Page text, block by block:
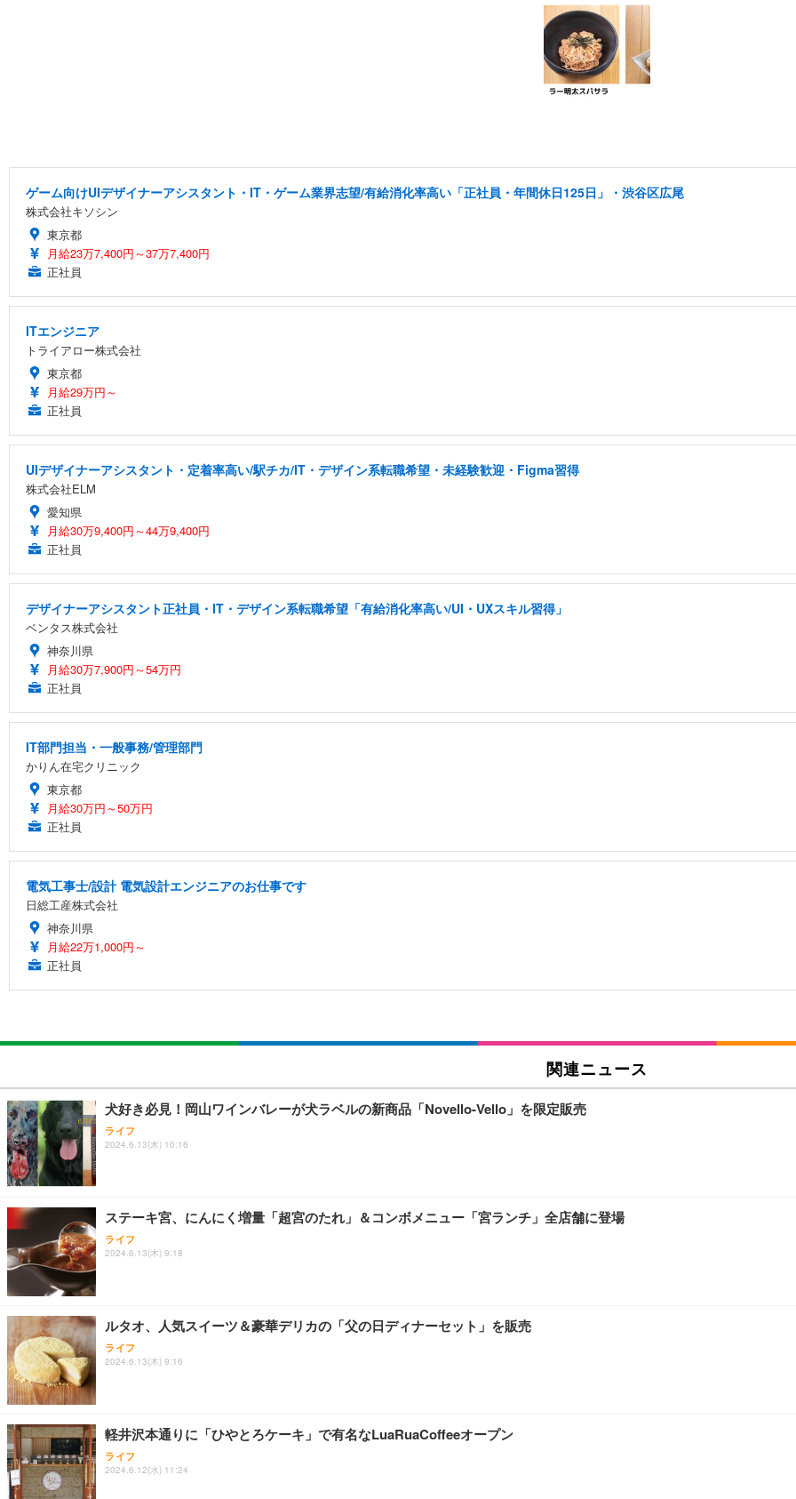
ゲーム向けUIデザイナーアシスタント・IT・ゲーム業界志望/有給消化率高い「正社員・年間休日125日」・渋谷区広尾
株式会社キソシン
東京都
月給23万7,400円～37万7,400円
正社員
ITエンジニア
トライアロー株式会社
東京都
月給29万円～
正社員
UIデザイナーアシスタント・定着率高い/駅チカ/IT・デザイン系転職希望・未経験歓迎・Figma習得
株式会社ELM
愛知県
月給30万9,400円～44万9,400円
正社員
デザイナーアシスタント正社員・IT・デザイン系転職希望「有給消化率高い/UI・UXスキル習得」
ベンタス株式会社
神奈川県
月給30万7,900円～54万円
正社員
IT部門担当・一般事務/管理部門
かりん在宅クリニック
東京都
月給30万円～50万円
正社員
電気工事士/設計 電気設計エンジニアのお仕事です
日総工産株式会社
神奈川県
月給22万1,000円～
正社員
関連ニュース
犬好き必見！岡山ワインバレーが犬ラベルの新商品「Novello-Vello」を限定販売
ライフ
2024.6.13(木) 10:16
ステーキ宮、にんにく増量「超宮のたれ」＆コンボメニュー「宮ランチ」全店舗に登場
ライフ
2024.6.13(木) 9:18
ルタオ、人気スイーツ＆豪華デリカの「父の日ディナーセット」を販売
ライフ
2024.6.13(木) 9:16
軽井沢本通りに「ひやとろケーキ」で有名なLuaRuaCoffeeオープン
ライフ
2024.6.12(水) 11:24